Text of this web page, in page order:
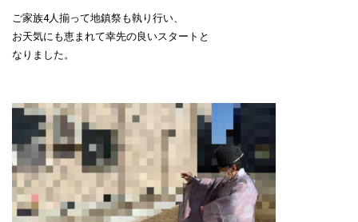
ご家族4人揃って地鎮祭も執り行い、
お天気にも恵まれて幸先の良いスタートと
なりました。